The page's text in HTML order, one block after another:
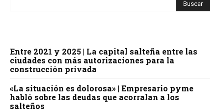
Entre 2021 y 2025 | La capital salteña entre las
ciudades con más autorizaciones para la
construcción privada
«La situación es dolorosa» | Empresario pyme
habló sobre las deudas que acorralan a los
salteños